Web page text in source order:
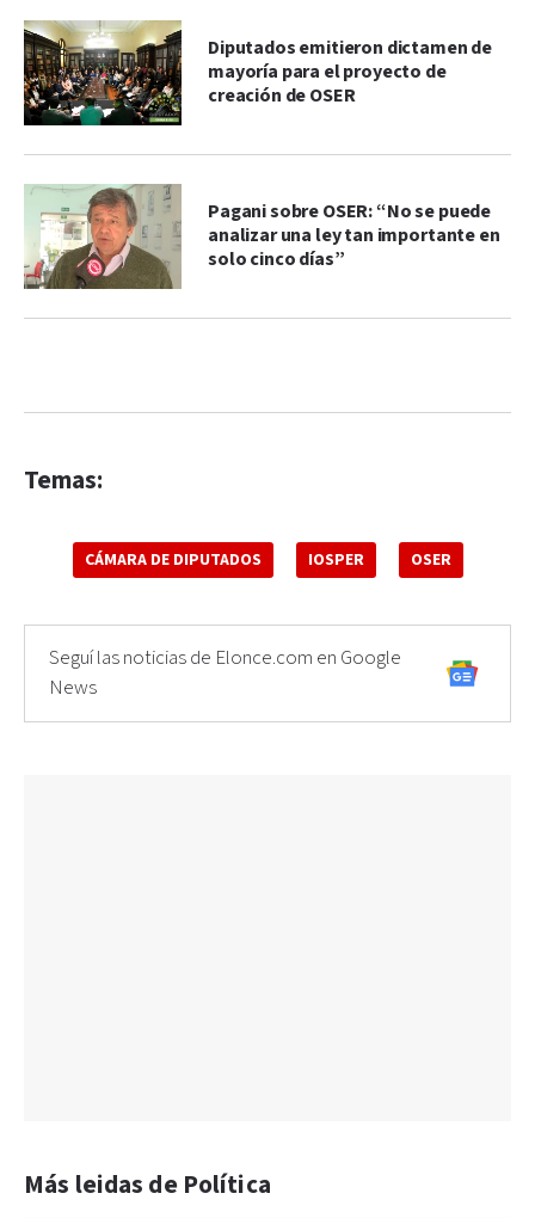
Diputados emitieron dictamen de
mayoría para el proyecto de
creación de OSER
Pagani sobre OSER: “No se puede
analizar una ley tan importante en
solo cinco días”
Temas:
CÁMARA DE DIPUTADOS IOSPER OSER
Seguí las noticias de Elonce.com en Google
News
Más leidas de Política